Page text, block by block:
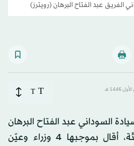
عبد الفتاح البرهان (رويترز)
T
T
السوداني عبد الفتاح البرهان
مراسيم رئاسية مفاجئة، أقال بموجبها 4 وزراء وعيّن